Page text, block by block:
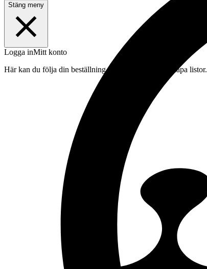
Stäng meny
Logga inMitt konto
Här kan du följa din beställning, spara drycker och skapa listor.